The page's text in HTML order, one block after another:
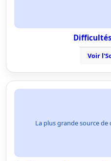
Voir
La plus grande source